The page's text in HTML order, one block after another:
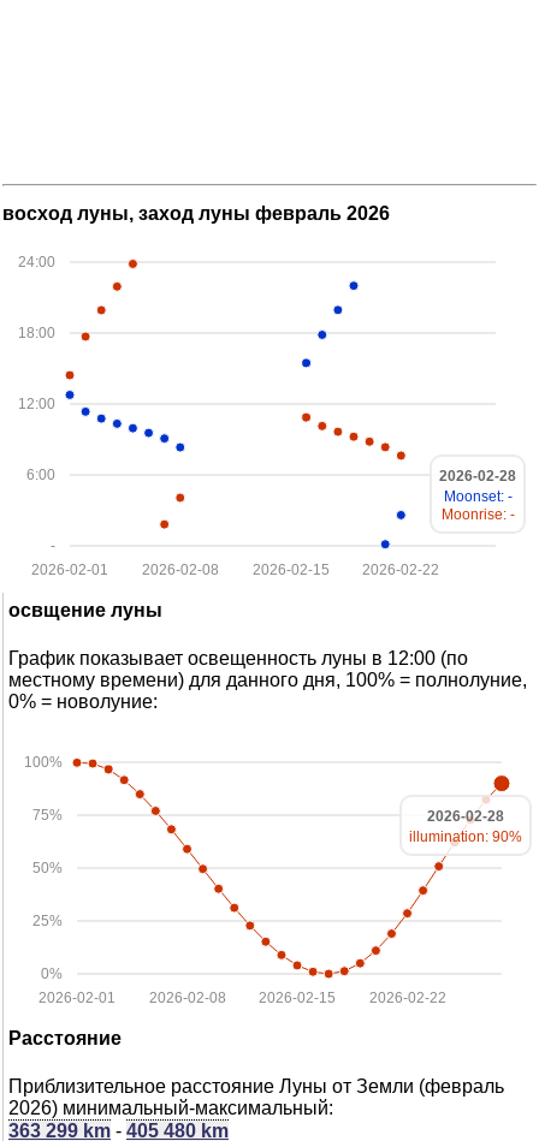
восход луны, заход луны февраль 2026
-
6:00
12:00
18:00
24:00
2026-02-22
2026-02-15
2026-02-08
2026-02-01
2026-02-28
Moonset: -
Moonrise: -
освщение луны
График показывает освещенность луны в 12:00 (по
местному времени) для данного дня, 100% = полнолуние,
0% = новолуние:
0%
25%
50%
75%
100%
2026-02-22
2026-02-15
2026-02-08
2026-02-01
2026-02-28
illumination: 90%
Расстояние
Приблизительное расстояние Луны от Земли (февраль
2026) минимальный-максимальный:
363 299 km - 405 480 km